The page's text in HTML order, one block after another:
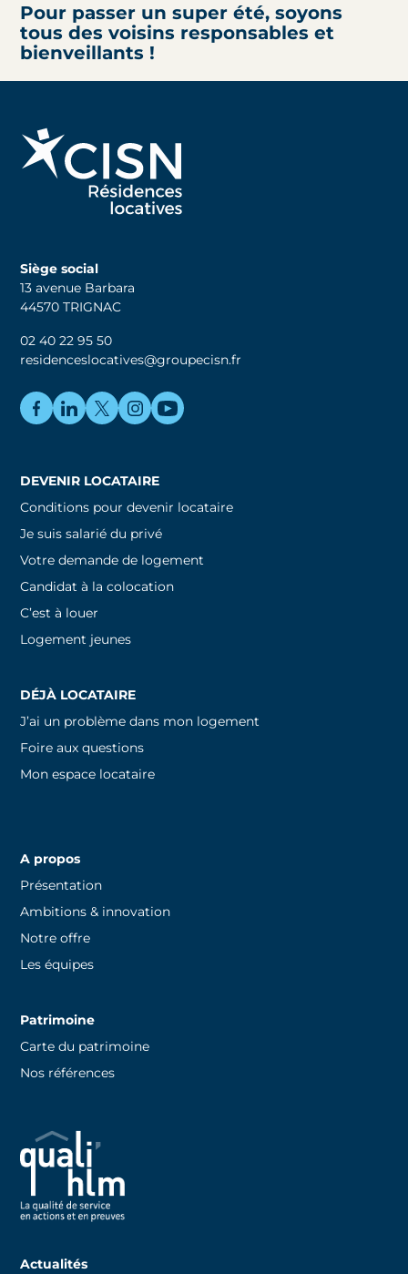
Pour passer un super été, soyons
tous des voisins responsables et
bienveillants !
Siège social
13 avenue Barbara
44570 TRIGNAC
02 40 22 95 50
residenceslocatives@groupecisn.fr
DEVENIR LOCATAIRE
Conditions pour devenir locataire
Je suis salarié du privé
Votre demande de logement
Candidat à la colocation
C’est à louer
Logement jeunes
DÉJÀ LOCATAIRE
J’ai un problème dans mon logement
Foire aux questions
Mon espace locataire
A propos
Présentation
Ambitions & innovation
Notre offre
Les équipes
Patrimoine
Carte du patrimoine
Nos références
Actualités